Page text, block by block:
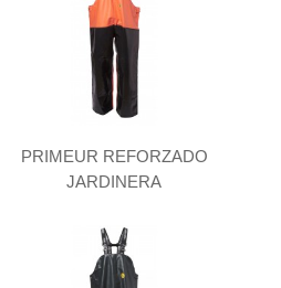
PRIMEUR REFORZADO
JARDINERA